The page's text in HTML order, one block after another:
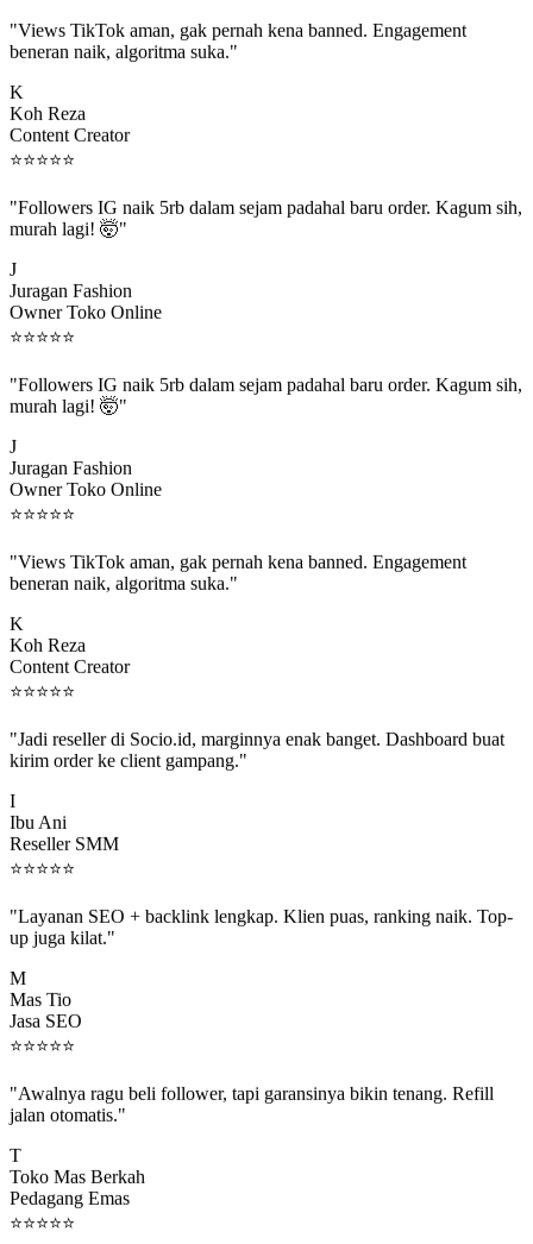
beneran naik, algoritma suka."
Koh Reza
Content Creator
⭐⭐⭐⭐⭐
murah lagi! 🤯"
Juragan Fashion
Owner Toko Online
⭐⭐⭐⭐⭐
murah lagi! 🤯"
Juragan Fashion
Owner Toko Online
⭐⭐⭐⭐⭐
beneran naik, algoritma suka."
Koh Reza
Content Creator
⭐⭐⭐⭐⭐
kirim order ke client gampang."
Ibu Ani
Reseller SMM
⭐⭐⭐⭐⭐
up juga kilat."
Mas Tio
Jasa SEO
⭐⭐⭐⭐⭐
jalan otomatis."
Toko Mas Berkah
Pedagang Emas
⭐⭐⭐⭐⭐